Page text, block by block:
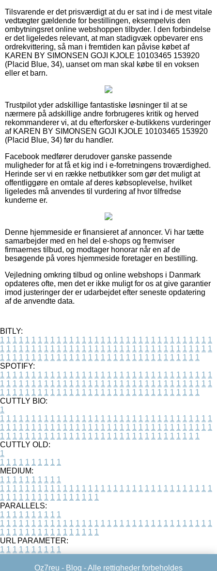
Tilsvarende er det prisværdigt at du er sat ind i de mest vitale
vedtægter gældende for bestillingen, eksempelvis den
ombytningsret online webshoppen tilbyder. I den forbindelse
er det ligeledes relevant, at man stadigvæk opbevarer ens
ordrekvittering, så man i fremtiden kan påvise købet af
KAREN BY SIMONSEN GOJI KJOLE 10103465 153920
(Placid Blue, 34), uanset om man skal købe til en voksen
eller et barn.
Trustpilot yder adskillige fantastiske løsninger til at se
nærmere på adskillige andre forbrugeres kritik og herved
rekommanderer vi, at du efterforsker e-butikkens vurderinger
af KAREN BY SIMONSEN GOJI KJOLE 10103465 153920
(Placid Blue, 34) før du handler.
Facebook medfører derudover ganske passende
muligheder for at få et kig ind i e-forretningens troværdighed.
Herinde ser vi en række netbutikker som gør det muligt at
offentliggøre en omtale af deres købsoplevelse, hvilket
ligeledes må anvendes til vurdering af hvor tilfredse
kunderne er.
Denne hjemmeside er finansieret af annoncer. Vi har tætte
samarbejder med en hel del e-shops og fremviser
firmaernes tilbud, og modtager honorar når en af de
besøgende på vores hjemmeside foretager en bestilling.
Vejledning omkring tilbud og online webshops i Danmark
opdateres ofte, men det er ikke muligt for os at give garantier
imod justeringer der er udarbejdet efter seneste opdatering
af de anvendte data.
BITLY:
1 1 1 1 1 1 1 1 1 1 1 1 1 1 1 1 1 1 1 1 1 1 1 1 1 1 1 1 1 1 1 1 1 1
1 1 1 1 1 1 1 1 1 1 1 1 1 1 1 1 1 1 1 1 1 1 1 1 1 1 1 1 1 1 1 1 1 1
1 1 1 1 1 1 1 1 1 1 1 1 1 1 1 1 1 1 1 1 1 1 1 1 1 1 1 1 1 1 1 1
SPOTIFY:
1 1 1 1 1 1 1 1 1 1 1 1 1 1 1 1 1 1 1 1 1 1 1 1 1 1 1 1 1 1 1 1 1 1
1 1 1 1 1 1 1 1 1 1 1 1 1 1 1 1 1 1 1 1 1 1 1 1 1 1 1 1 1 1 1 1 1 1
1 1 1 1 1 1 1 1 1 1 1 1 1 1 1 1 1 1 1 1 1 1 1 1 1 1 1 1 1 1 1 1
CUTTLY BIO:
1
1 1 1 1 1 1 1 1 1 1 1 1 1 1 1 1 1 1 1 1 1 1 1 1 1 1 1 1 1 1 1 1 1 1
1 1 1 1 1 1 1 1 1 1 1 1 1 1 1 1 1 1 1 1 1 1 1 1 1 1 1 1 1 1 1 1 1 1
1 1 1 1 1 1 1 1 1 1 1 1 1 1 1 1 1 1 1 1 1 1 1 1 1 1 1 1 1 1 1 1
CUTTLY OLD:
1
1 1 1 1 1 1 1 1 1 1
MEDIUM:
1 1 1 1 1 1 1 1 1 1
1 1 1 1 1 1 1 1 1 1 1 1 1 1 1 1 1 1 1 1 1 1 1 1 1 1 1 1 1 1 1 1 1 1
1 1 1 1 1 1 1 1 1 1 1 1 1 1 1 1
PARALLELS:
1 1 1 1 1 1 1 1 1 1
1 1 1 1 1 1 1 1 1 1 1 1 1 1 1 1 1 1 1 1 1 1 1 1 1 1 1 1 1 1 1 1 1 1
1 1 1 1 1 1 1 1 1 1 1 1 1 1 1 1
URL PARAMETER:
1 1 1 1 1 1 1 1 1 1
Oz7reu - Blog - Alle rettigheder forbeholdes